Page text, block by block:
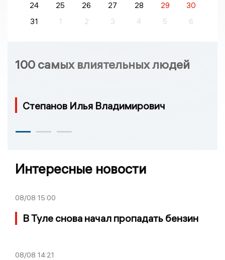
24
25 26 27 28 29
30
31
1 2 3 4 5 6
100 самых влиятельных людей
Степанов Илья Владимирович
Интересные новости
08/08 15:00
В Туле снова начал пропадать бензин
08/08 14:21